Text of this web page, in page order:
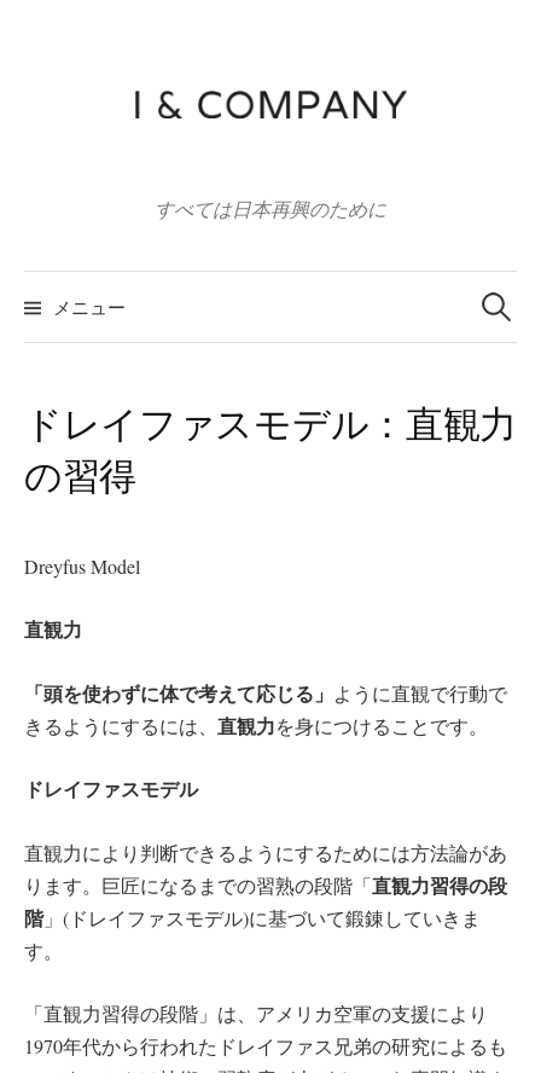
ッ
プ
すべては日本再興のために
メニュー
検
索:
ドレイファスモデル：直観力
の習得
Dreyfus Model
直観力
「頭を使わずに体で考えて応じる」 ように直観で行動で
きるようにするには、 直観力を身につけることです。
ドレイファスモデル
直観力により判断できるようにするためには方法論があ
ります。巨匠になるまでの習熟の段階「直観力習得の段
階」(ドレイファスモデル)に基づいて鍛錬していきま
す。
「直観力習得の段階」は、アメリカ空軍の支援により
1970年代から行われたドレイファス兄弟の研究によるも